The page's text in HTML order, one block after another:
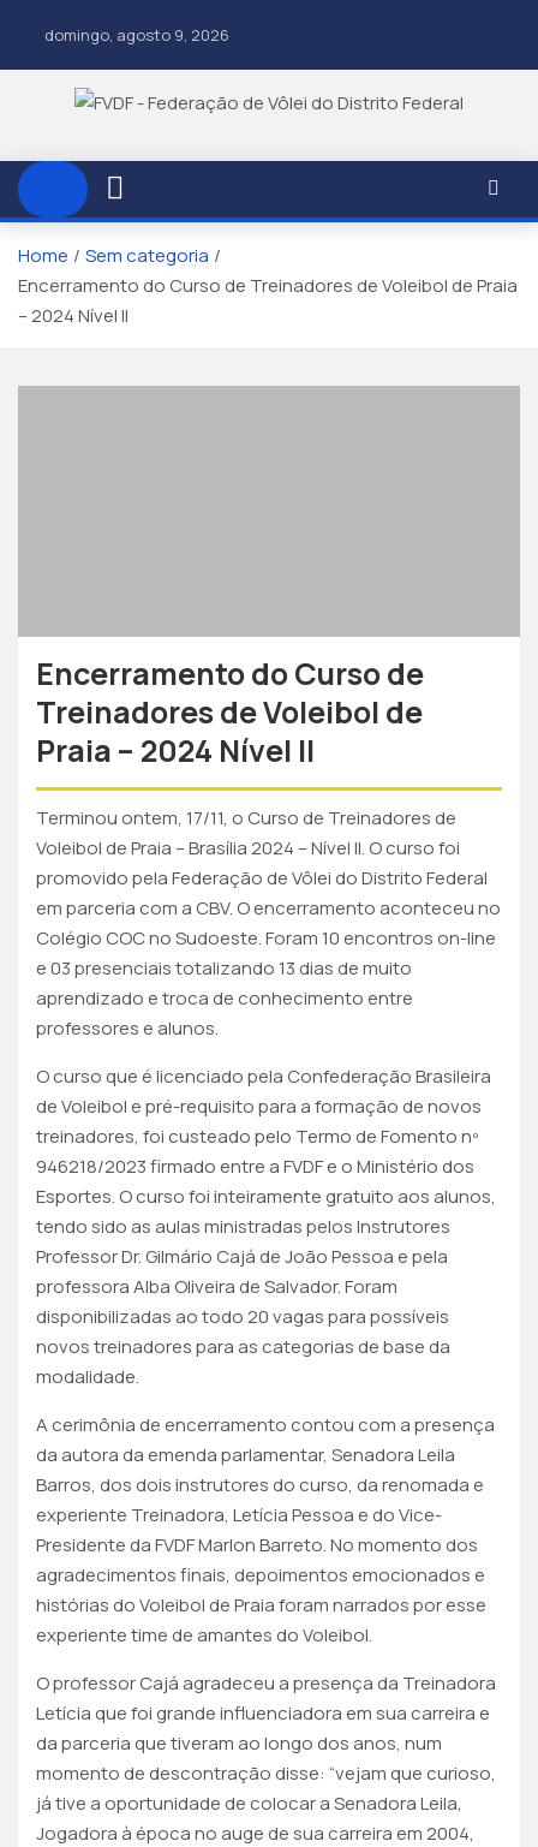
domingo, agosto 9, 2026
Home
Sem categoria
Encerramento do Curso de Treinadores de Voleibol de Praia
– 2024 Nível II
Encerramento do Curso de
Treinadores de Voleibol de
Praia – 2024 Nível II
Terminou ontem, 17/11, o Curso de Treinadores de
Voleibol de Praia – Brasília 2024 – Nível II. O curso foi
promovido pela Federação de Vôlei do Distrito Federal
em parceria com a CBV. O encerramento aconteceu no
Colégio COC no Sudoeste. Foram 10 encontros on-line
e 03 presenciais totalizando 13 dias de muito
aprendizado e troca de conhecimento entre
professores e alunos.
O curso que é licenciado pela Confederação Brasileira
de Voleibol e pré-requisito para a formação de novos
treinadores, foi custeado pelo Termo de Fomento nº
946218/2023 firmado entre a FVDF e o Ministério dos
Esportes. O curso foi inteiramente gratuito aos alunos,
tendo sido as aulas ministradas pelos Instrutores
Professor Dr. Gilmário Cajá de João Pessoa e pela
professora Alba Oliveira de Salvador. Foram
disponibilizadas ao todo 20 vagas para possíveis
novos treinadores para as categorias de base da
modalidade.
A cerimônia de encerramento contou com a presença
da autora da emenda parlamentar, Senadora Leila
Barros, dos dois instrutores do curso, da renomada e
experiente Treinadora, Letícia Pessoa e do Vice-
Presidente da FVDF Marlon Barreto. No momento dos
agradecimentos finais, depoimentos emocionados e
histórias do Voleibol de Praia foram narrados por esse
experiente time de amantes do Voleibol.
O professor Cajá agradeceu a presença da Treinadora
Letícia que foi grande influenciadora em sua carreira e
da parceria que tiveram ao longo dos anos, num
momento de descontração disse: “vejam que curioso,
já tive a oportunidade de colocar a Senadora Leila,
Jogadora à época no auge de sua carreira em 2004,